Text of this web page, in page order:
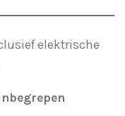
elektrische